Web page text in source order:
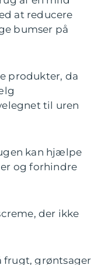
at reducere
bumser på
produkter, da
til uren
kan hjælpe
og forhindre
der ikke
frugt, grøntsager